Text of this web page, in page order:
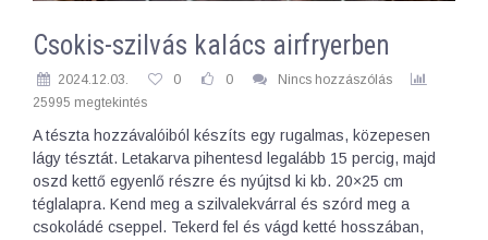
Csokis-szilvás kalács airfryerben
2024.12.03. 0 0
Nincs hozzászólás
25995 megtekintés
A tészta hozzávalóiból készíts egy rugalmas, közepesen
lágy tésztát. Letakarva pihentesd legalább 15 percig, majd
oszd kettő egyenlő részre és nyújtsd ki kb. 20×25 cm
téglalapra. Kend meg a szilvalekvárral és szórd meg a
csokoládé cseppel. Tekerd fel és vágd ketté hosszában,